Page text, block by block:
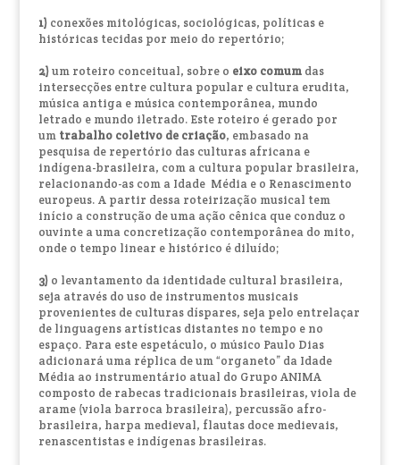
1)conexões mitológicas, sociológicas, políticas e
históricas tecidas por meio do repertório;
2)um roteiro conceitual, sobre o eixo comumdas
intersecções entre cultura popular e cultura erudita,
música antiga e música contemporânea, mundo
letrado e mundo iletrado. Este roteiro é gerado por
um trabalho coletivo de criação, embasado na
pesquisa de repertório das culturas africana e
indígena-brasileira, com a cultura popular brasileira,
relacionando-as com a Idade Média e o Renascimento
europeus. A partir dessa roteirização musical tem
início a construção de uma ação cênica que conduz o
ouvinte a uma concretização contemporânea do mito,
onde o tempo linear e histórico é diluído;
3)o levantamento da identidade cultural brasileira,
seja através do uso de instrumentos musicais
provenientes de culturas díspares, seja pelo entrelaçar
de linguagens artísticas distantes no tempo e no
espaço. Para este espetáculo, o músico Paulo Dias
adicionará uma réplica de um “organeto” da Idade
Média ao instrumentário atual do Grupo ANIMA
composto de rabecas tradicionais brasileiras, viola de
arame (viola barroca brasileira), percussão afro-
brasileira, harpa medieval, flautas doce medievais,
renascentistas e indígenas brasileiras.